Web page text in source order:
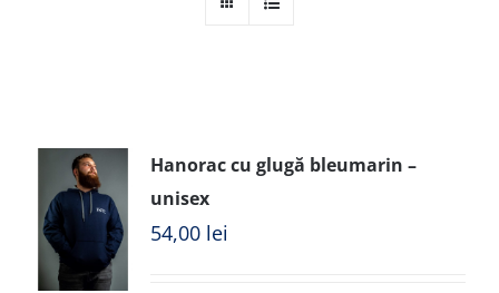
Hanorac cu glugă bleumarin –
unisex
54,00 lei